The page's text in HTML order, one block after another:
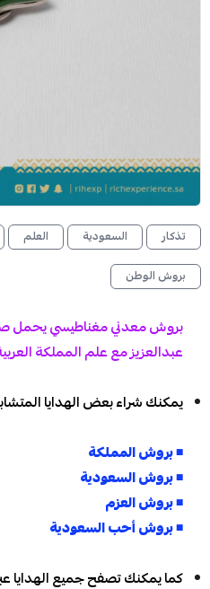
تذكار السعودية العلم
بروش الوطن
بروش معدني مغناطيسي يحمل
عبدالعزيز مع علم المملكة
يمكنك شراء بعض الهدايا
◾بروش المملكة
◾بروش السعودية
◾بروش العزم
◾بروش أحب السعودية
كما يمكنك تصفح جميع الهدايا